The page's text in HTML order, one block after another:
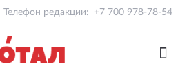
Телефон редакции: +7 700 978-78-54